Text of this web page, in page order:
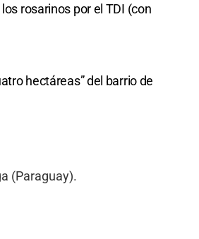
rosarinos por el TDI (con
hectáreas” del barrio de
(Paraguay).